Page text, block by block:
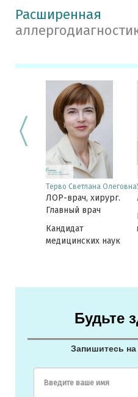
Расширенная
Терво Светлана Олеговна
ЛОР-врач, хирург.
Главный врач
Кандидат
медицинских наук
Будьте
Запишитесь
Введите ваше имя